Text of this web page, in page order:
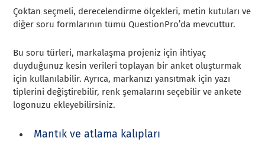
Çoktan seçmeli, derecelendirme ölçekleri, metin kutuları ve
diğer soru formlarının tümü QuestionPro’da mevcuttur.
Bu soru türleri, markalaşma projeniz için ihtiyaç
duyduğunuz kesin verileri toplayan bir anket oluşturmak
için kullanılabilir. Ayrıca, markanızı yansıtmak için yazı
tiplerini değiştirebilir, renk şemalarını seçebilir ve ankete
logonuzu ekleyebilirsiniz.
Mantık ve atlama kalıpları